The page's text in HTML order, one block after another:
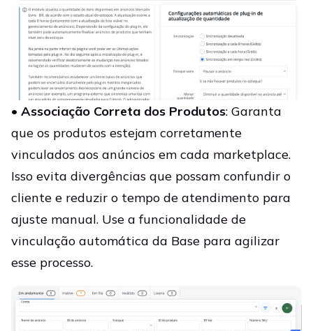
• Associação Correta dos Produtos: Garanta
que os produtos estejam corretamente
vinculados aos anúncios em cada marketplace.
Isso evita divergências que possam confundir o
cliente e reduzir o tempo de atendimento para
ajuste manual. Use a funcionalidade de
vinculação automática da Base para agilizar
esse processo.